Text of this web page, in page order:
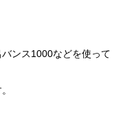
ンス1000などを使って